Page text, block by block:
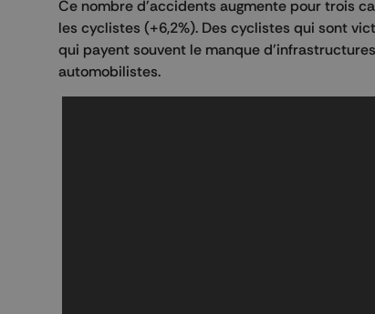
Ce nombre d'accidents augmente pour trois
les cyclistes (+6,2%). Des cyclistes qui sont
qui payent souvent le manque
automobilistes.